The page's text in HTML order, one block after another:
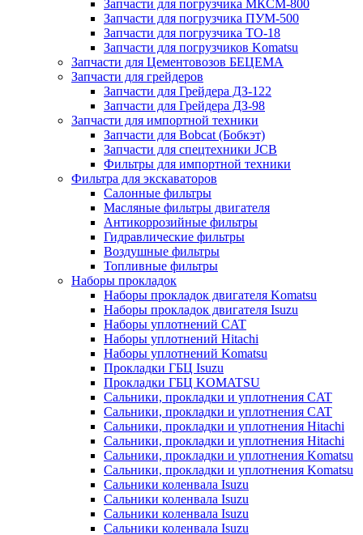
Запчасти для погрузчика МКСМ-800
Запчасти для погрузчика ПУМ-500
Запчасти для погрузчика ТО-18
Запчасти для погрузчиков Komatsu
Запчасти для Цементовозов БЕЦЕМА
Запчасти для грейдеров
Запчасти для Грейдера ДЗ-122
Запчасти для Грейдера ДЗ-98
Запчасти для импортной техники
Запчасти для Bobcat (Бобкэт)
Запчасти для спецтехники JCB
Фильтры для импортной техники
Фильтра для экскаваторов
Салонные фильтры
Масляные фильтры двигателя
Антикоррозийные фильтры
Гидравлические фильтры
Воздушные фильтры
Топливные фильтры
Наборы прокладок
Наборы прокладок двигателя Komatsu
Наборы прокладок двигателя Isuzu
Наборы уплотнений CAT
Наборы уплотнений Hitachi
Наборы уплотнений Komatsu
Прокладки ГБЦ Isuzu
Прокладки ГБЦ KOMATSU
Сальники, прокладки и уплотнения CAT
Сальники, прокладки и уплотнения CAT
Сальники, прокладки и уплотнения Hitachi
Сальники, прокладки и уплотнения Hitachi
Сальники, прокладки и уплотнения Komatsu
Сальники, прокладки и уплотнения Komatsu
Сальники коленвала Isuzu
Сальники коленвала Isuzu
Сальники коленвала Isuzu
Сальники коленвала Isuzu